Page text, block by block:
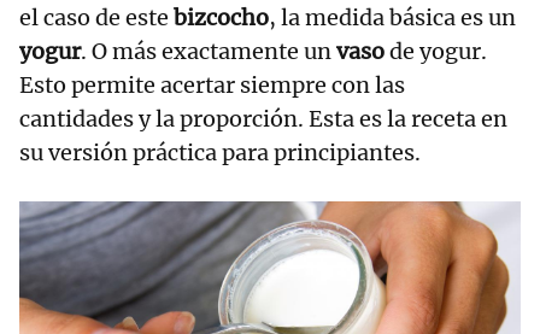
el caso de este bizcocho, la medida básica es un
yogur. O más exactamente unvasode yogur.
Esto permite acertar siempre con las
cantidades y la proporción. Esta es la receta en
su versión práctica para principiantes.